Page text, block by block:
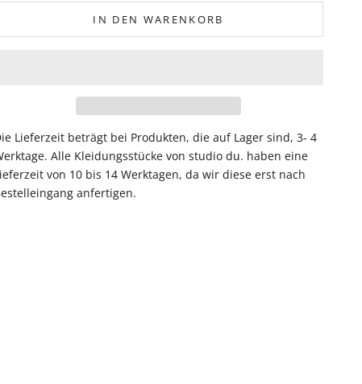
IN DEN WARENKORB
Lieferzeit beträgt bei Produkten, die auf Lager sind, 3- 4
Alle Kleidungsstücke von studio du. haben eine
von 10 bis 14 Werktagen, da wir diese erst nach
anfertigen.